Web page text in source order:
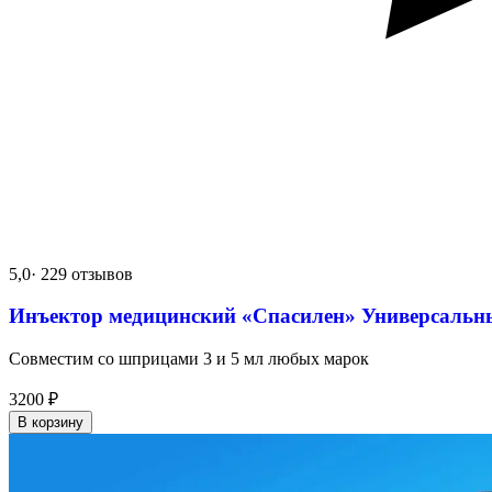
5,0· 229 отзывов
Инъектор медицинский «Спасилен»
Совместим со шприцами 3 и 5 мл любых марок
3200 ₽
В корзину